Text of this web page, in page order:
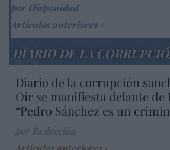
por Hispanidad
Artículos anteriores
DIARIO DE LA
Diario de la corrupción
Oír se manifiesta delante de
“Pedro Sánchez es un